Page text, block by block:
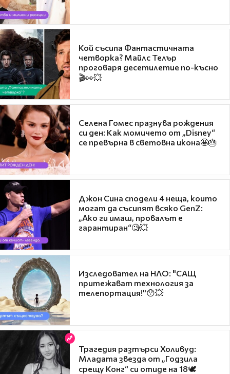
Кой съсипа Фантастичната
четворка? Майлс Телър
проговаря десетилетие по-късно
🎬👀💥
Селена Гомес празнува рождения
си ден: Как момичето от „Disney“
се превърна в световна икона🤩🎂
Джон Сина сподели 4 неща, които
могат да съсипят всяко GenZ:
„Ако ги имаш, провалът е
гарантиран“🧐💥
Изследовател на НЛО: "САЩ
притежават технология за
телепортация!"😯💥
Трагедия разтърси Холивуд:
Младата звезда от „Годзила
срещу Конг“ си отиде на 18🕊️